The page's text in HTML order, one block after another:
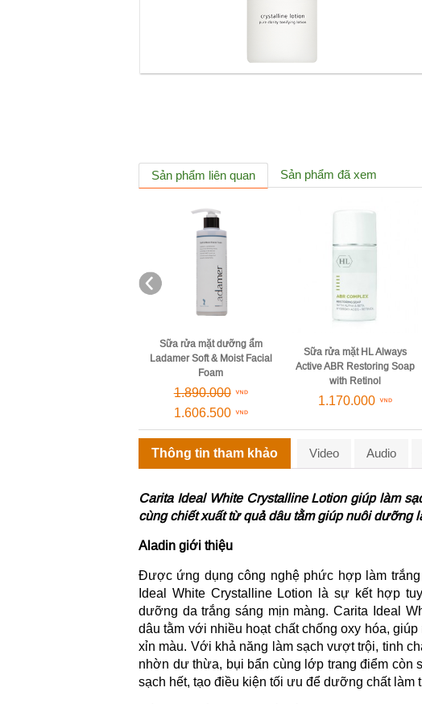
Sản phẩm liên quan Sản phẩm đã xem
Sữa rửa mặt HL Always
Active ABR Restoring Soap
1.170.000
Always Active Dermalight
Cleanser
Thông tin tham khảo Video Audio
Carita Ideal White Crystalline Lotion giúp làm
cùng chiết xuất từ quả dâu tằm giúpnuôi dưỡng
Aladin giới thiệu
Được ứng dụng công nghệ phức hợp làm
Ideal White Crystalline Lotion là sự kết hợp
dưỡng da trắng sáng mịn màng. Carita Ideal
dâu tằm với nhiều hoạt chất chống oxy hóa,
xỉn màu. Với khả năng làm sạch vượt trội, tinh
nhờn dư thừa, bụi bẩn cùng lớp trang điểm còn
sạch hết, tạo điều kiện tối ưu để dưỡng chất làm